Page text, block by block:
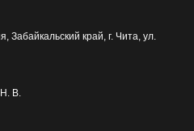
Забайкальский край, г. Чита ул.
В.